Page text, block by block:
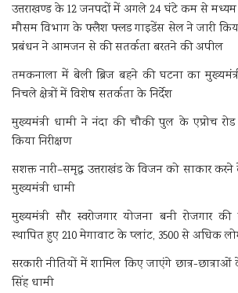
उत्तराखण्ड के 12 जनपदों में अगले 24 घंटे कम से
मौसम विभाग के फ्लैश फ्लड गाइडेंस सेल ने जारी
प्रबंधन ने आमजन से की सतर्कता बरतने की अपील
तमकनाला में बेली ब्रिज बहने की घटना का
निचले क्षेत्रों में विशेष सतर्कता के निर्देश
मुख्यमंत्री धामी ने नंदा की चौकी पुल के एप्रोच रोड
किया निरीक्षण
सशक्त नारी–समृद्ध उत्तराखंड के विजन को साकार करने
मुख्यमंत्री धामी
मुख्यमंत्री सौर स्वरोजगार योजना बनी रोजगार
स्थापित हुए 210 मेगावाट के प्लांट, 3500 से अधिक
सरकारी नीतियों में शामिल किए जाएंगे छात्र-
सिंह धामी